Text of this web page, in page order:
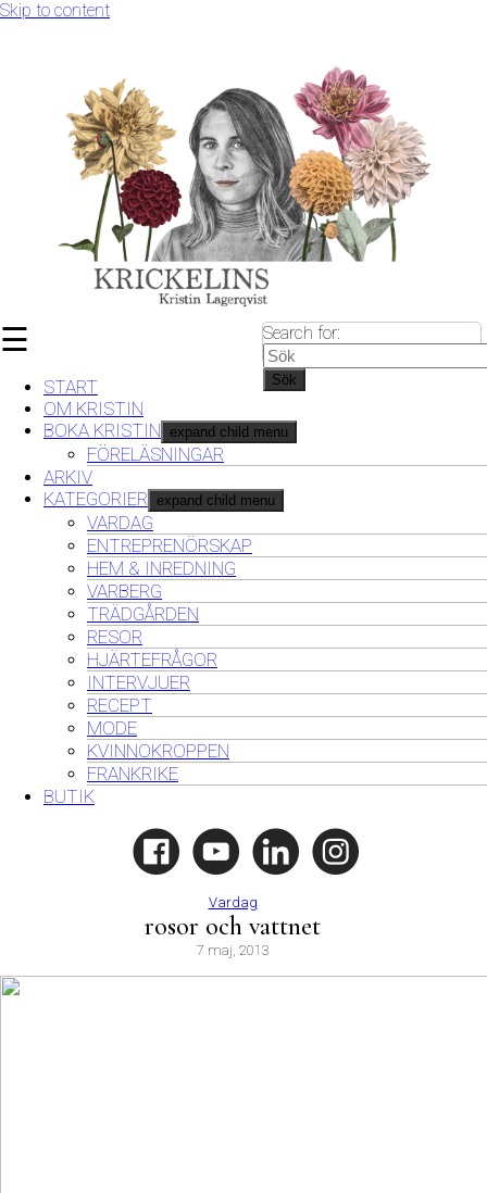
Skip to content
☰
START
OM KRISTIN
BOKA KRISTIN
expand child menu
FÖRELÄSNINGAR
ARKIV
KATEGORIER
expand child menu
VARDAG
ENTREPRENÖRSKAP
HEM & INREDNING
VARBERG
TRÄDGÅRDEN
RESOR
HJÄRTEFRÅGOR
INTERVJUER
RECEPT
MODE
KVINNOKROPPEN
FRANKRIKE
BUTIK
Search for:
Sök
Vardag
rosor och vattnet
7 maj, 2013